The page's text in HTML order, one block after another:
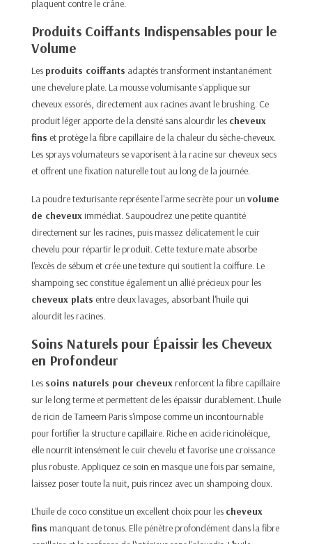
plaquent contre le crâne.
Produits Coiffants Indispensables pour le
Volume
Les produits coiffants adaptés transforment instantanément
une chevelure plate. La mousse volumisante s'applique sur
cheveux essorés, directement aux racines avant le brushing. Ce
produit léger apporte de la densité sans alourdir les cheveux
fins et protège la fibre capillaire de la chaleur du sèche-cheveux.
Les sprays volumateurs se vaporisent à la racine sur cheveux secs
et offrent une fixation naturelle tout au long de la journée.
La poudre texturisante représente l'arme secrète pour un volume
de cheveuximmédiat. Saupoudrez une petite quantité
directement sur les racines, puis massez délicatement le cuir
chevelu pour répartir le produit. Cette texture mate absorbe
l'excès de sébum et crée une texture qui soutient la coiffure. Le
shampoing sec constitue également un allié précieux pour les
cheveux plats entre deux lavages, absorbant l'huile qui
alourdit les racines.
Soins Naturels pour Épaissir les Cheveux
en Profondeur
Les soins naturels pour cheveuxrenforcent la fibre capillaire
sur le long terme et permettent de les épaissir durablement.L'huile
de ricin de Tameem Paris s'impose comme un incontournable
pour fortifier la structure capillaire. Riche en acide ricinoléique,
elle nourrit intensément le cuir chevelu et favorise une croissance
plus robuste. Appliquez ce soin en masque une fois par semaine,
laissez poser toute la nuit, puis rincez avec un shampoing doux.
L'huile de coco constitue un excellent choix pour les cheveux
fins manquant de tonus. Elle pénètre profondément dans la fibre